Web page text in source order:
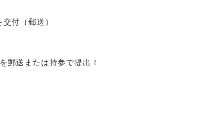
交付（郵送）
を郵送または持参で提出！